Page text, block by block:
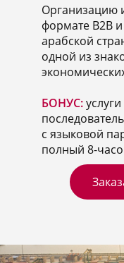
Организацию
формате В2В
арабской
одной из
БОНУС:
с языковой
полный 8-